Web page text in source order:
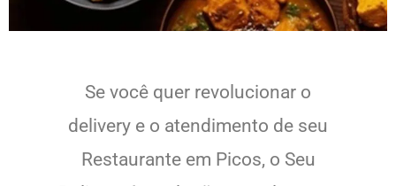
Se você quer revolucionar o
delivery e o atendimento de seu
Restaurante em Picos, o Seu